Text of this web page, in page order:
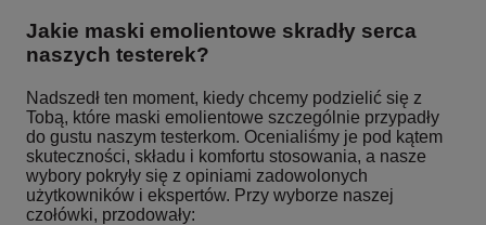
Jakie maski emolientowe skradły serca
naszych testerek?
Nadszedł ten moment, kiedy chcemy podzielić się z
Tobą, które maski emolientowe szczególnie przypadły
do gustu naszym testerkom. Ocenialiśmy je pod kątem
skuteczności, składu i komfortu stosowania, a nasze
wybory pokryły się z opiniami zadowolonych
użytkowników i ekspertów. Przy wyborze naszej
czołówki, przodowały: